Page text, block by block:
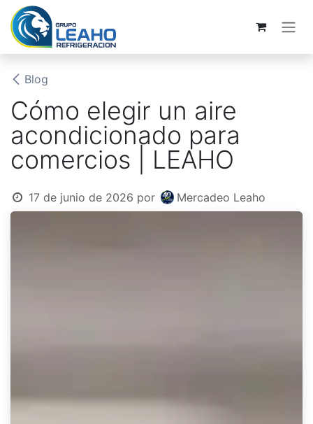
Ir al contenido
Blog
Cómo elegir un aire
acondicionado para
comercios | LEAHO
17 de junio de 2026 por Mercadeo Leaho